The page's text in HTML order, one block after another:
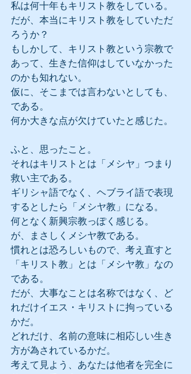
私は何十年もキリスト教をしている。
だが、本当にキリスト教をしていただ
ろうか？
もしかして、キリスト教という宗教で
あって、生きた信仰はしていなかった
のかも知れない。
仮に、そこまでは言わないとしても、
である。
何か大きな点が欠けていたと感じた。
ふと、思ったこと。
それはキリストとは「メシヤ」つまり
救い主である。
ギリシャ語でなく、ヘブライ語で表現
するとしたら「メシヤ教」になる。
何となく新興宗教っぽく感じる。
が、まさしくメシヤ教である。
慣れとは恐ろしいもので、考え直すと
「キリスト教」とは「メシヤ教」なの
である。
だが、大事なことは名称ではなく、ど
れだけイエス・キリストに拘っている
かだ。
どれだけ、名前の意味に相応しい生き
方が為されているかだ。
考えて見よう、あなたは他者を完全に